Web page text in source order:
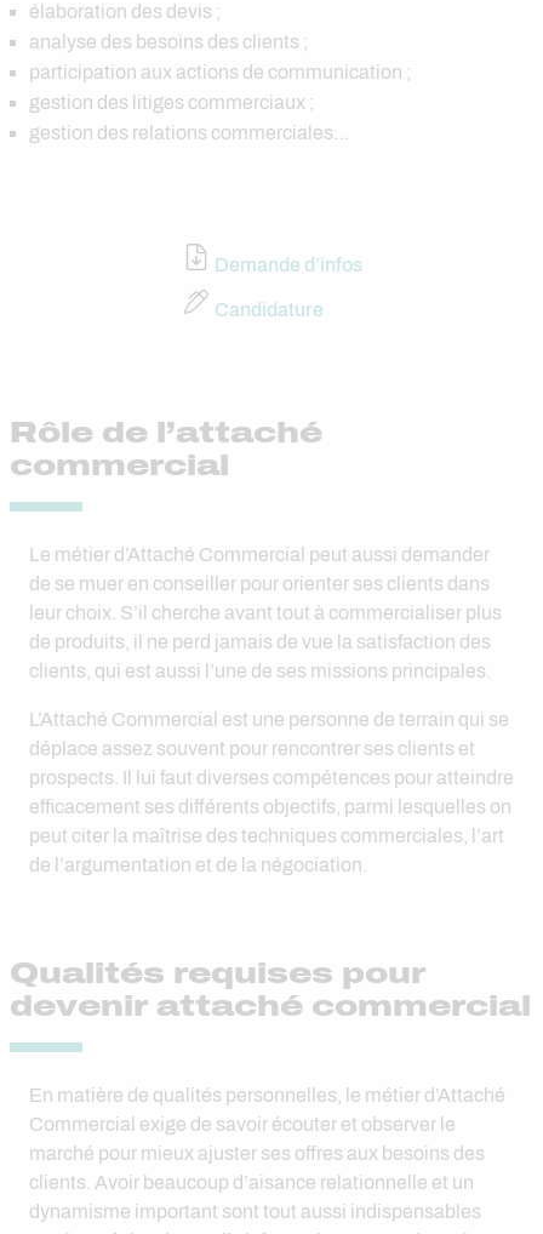
élaboration des devis ;
analyse des besoins des clients ;
participation aux actions de communication ;
gestion des litiges commerciaux ;
gestion des relations commerciales…
Demande d’infos
Candidature
Rôle de l’attaché
commercial
Le métier d’Attaché Commercial peut aussi demander
de se muer en conseiller pour orienter ses clients dans
leur choix. S’il cherche avant tout à commercialiser plus
de produits, il ne perd jamais de vue la satisfaction des
clients, qui est aussi l’une de ses missions principales.
L’Attaché Commercial est une personne de terrain qui se
déplace assez souvent pour rencontrer ses clients et
prospects. Il lui faut diverses compétences pour atteindre
efficacement ses différents objectifs, parmi lesquelles on
peut citer la maîtrise des techniques commerciales, l’art
de l’argumentation et de la négociation.
Qualités requises pour
devenir attaché commercial
En matière de qualités personnelles, le métier d’Attaché
Commercial exige de savoir écouter et observer le
marché pour mieux ajuster ses offres aux besoins des
clients. Avoir beaucoup d’aisance relationnelle et un
dynamisme important sont tout aussi indispensables